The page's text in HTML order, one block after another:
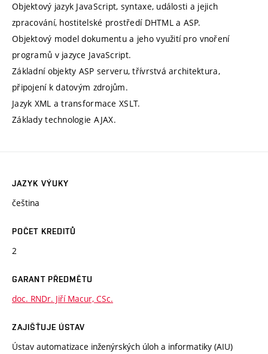
Objektový jazyk JavaScript, syntaxe, události a jejich
zpracování, hostitelské prostředí DHTML a ASP.
Objektový model dokumentu a jeho využití pro vnoření
programů v jazyce JavaScript.
Základní objekty ASP serveru, třívrstvá architektura,
připojení k datovým zdrojům.
Jazyk XML a transformace XSLT.
Základy technologie AJAX.
JAZYK VÝUKY
čeština
POČET KREDITŮ
2
GARANT PŘEDMĚTU
doc. RNDr. Jiří Macur, CSc.
ZAJIŠŤUJE ÚSTAV
Ústav automatizace inženýrských úloh a informatiky (AIU)